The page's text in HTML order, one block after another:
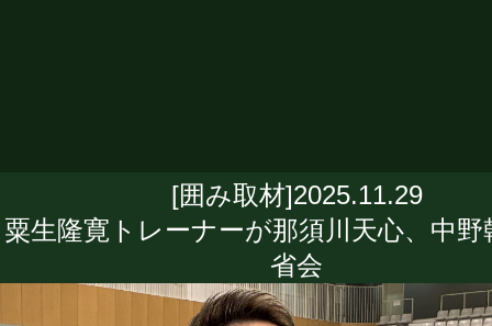
[囲み取材]2025.11.29
粟生隆寛トレーナーが那須川天心、中野
省会